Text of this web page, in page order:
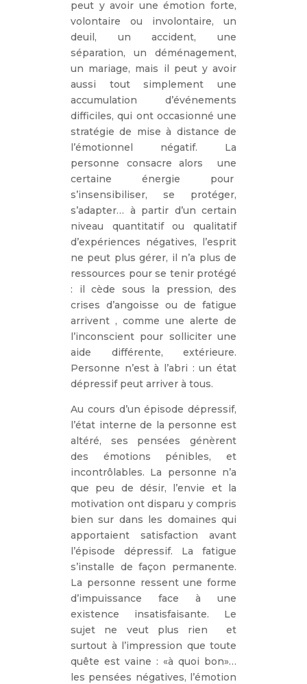
peut y avoir une émotion forte,
volontaire ou involontaire, un
deuil, un accident, une
séparation, un déménagement,
un mariage, mais il peut y avoir
aussi tout simplement une
accumulation d’événements
difficiles, qui ont occasionné une
stratégie de mise à distance de
l’émotionnel négatif. La
personne consacre alors une
certaine énergie pour
s’insensibiliser, se protéger,
s’adapter… à partir d’un certain
niveau quantitatif ou qualitatif
d’expériences négatives, l’esprit
ne peut plus gérer, il n’a plus de
ressources pour se tenir protégé
: il cède sous la pression, des
crises d’angoisse ou de fatigue
arrivent , comme une alerte de
l’inconscient pour solliciter une
aide différente, extérieure.
Personne n’est à l’abri : un état
dépressif peut arriver à tous.
Au cours d’un épisode dépressif,
l’état interne de la personne est
altéré, ses pensées génèrent
des émotions pénibles, et
incontrôlables. La personne n’a
que peu de désir, l’envie et la
motivation ont disparu y compris
bien sur dans les domaines qui
apportaient satisfaction avant
l’épisode dépressif. La fatigue
s’installe de façon permanente.
La personne ressent une forme
d’impuissance face à une
existence insatisfaisante. Le
sujet ne veut plus rien et
surtout à l’impression que toute
quête est vaine : «à quoi bon»…
les pensées négatives, l’émotion